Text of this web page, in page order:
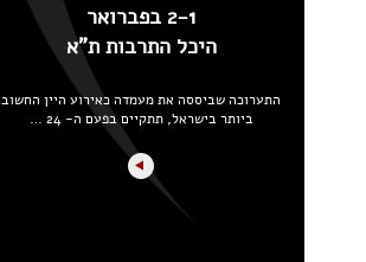
2-1 בפברואר
היכל התרבות ת"א
התערוכה שביססה את מעמדה כאירוע היין החשוב
ביותר בישראל, תתקיים בפעם ה- 24 …